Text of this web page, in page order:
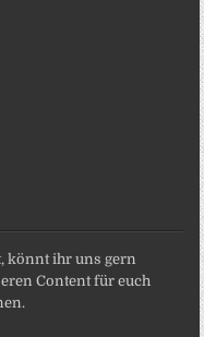
könnt ihr uns gern
Content für euch